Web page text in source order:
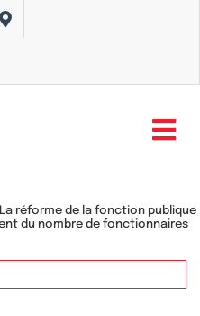
La réforme de la fonction publique
du nombre de fonctionnaires